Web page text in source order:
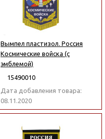
Вымпел пластизол. Россия
Космические войска (с
эмблемой)
15490010
Дата добавления товара:
08.11.2020